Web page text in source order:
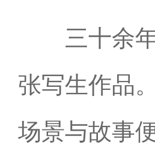
三十余年
张写生作品
场景与故事